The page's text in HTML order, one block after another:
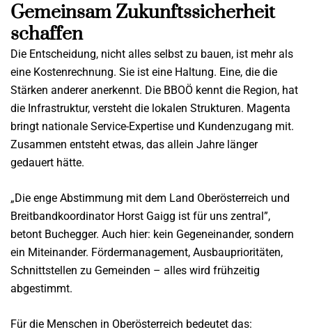
Gemeinsam Zukunftssicherheit
schaffen
Die Entscheidung, nicht alles selbst zu bauen, ist mehr als
eine Kostenrechnung. Sie ist eine Haltung. Eine, die die
Stärken anderer anerkennt. Die BBOÖ kennt die Region, hat
die Infrastruktur, versteht die lokalen Strukturen. Magenta
bringt nationale Service-Expertise und Kundenzugang mit.
Zusammen entsteht etwas, das allein Jahre länger
gedauert hätte.
„Die enge Abstimmung mit dem Land Oberösterreich und
Breitbandkoordinator Horst Gaigg ist für uns zentral”,
betont Buchegger. Auch hier: kein Gegeneinander, sondern
ein Miteinander. Fördermanagement, Ausbauprioritäten,
Schnittstellen zu Gemeinden – alles wird frühzeitig
abgestimmt.
Für die Menschen in Oberösterreich bedeutet das: